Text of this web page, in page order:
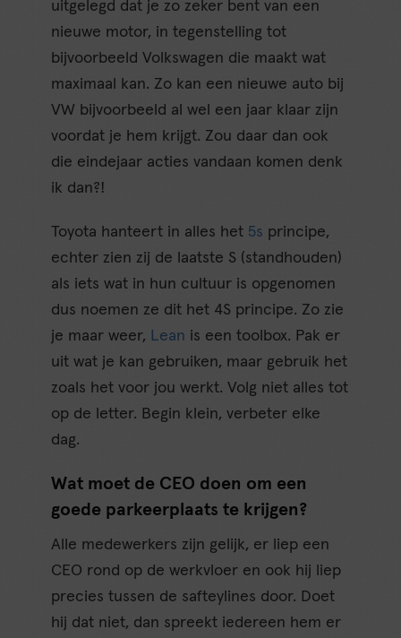
uitgelegd dat je zo zeker bent van een
nieuwe motor, in tegenstelling tot
bijvoorbeeld Volkswagen die maakt wat
maximaal kan. Zo kan een nieuwe auto bij
VW bijvoorbeeld al wel een jaar klaar zijn
voordat je hem krijgt. Zou daar dan ook
die eindejaar acties vandaan komen denk
ik dan?!
Toyota hanteert in alles het 5s principe,
echter zien zij de laatste S (standhouden)
als iets wat in hun cultuur is opgenomen
dus noemen ze dit het 4S principe. Zo zie
je maar weer, Lean is een toolbox. Pak er
uit wat je kan gebruiken, maar gebruik het
zoals het voor jou werkt. Volg niet alles tot
op de letter. Begin klein, verbeter elke
dag.
Wat moet de CEO doen om een
goede parkeerplaats te krijgen?
Alle medewerkers zijn gelijk, er liep een
CEO rond op de werkvloer en ook hij liep
precies tussen de safteylines door. Doet
hij dat niet, dan spreekt iedereen hem er